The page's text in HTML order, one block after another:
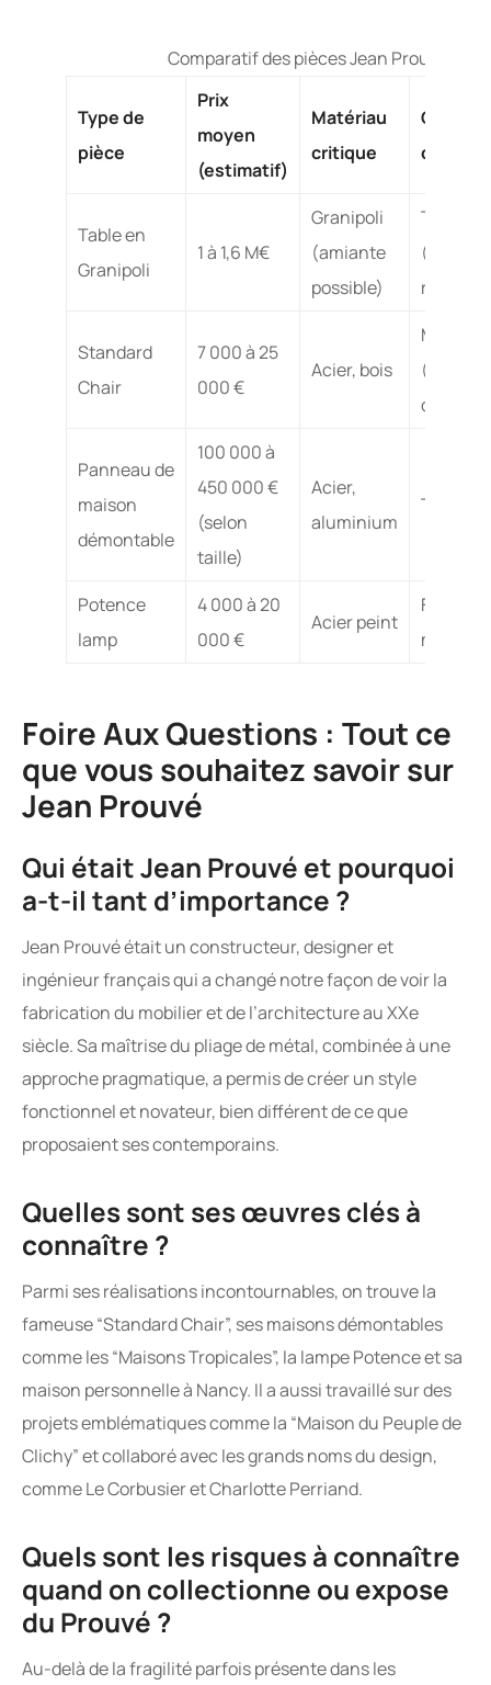
Comparatif des pièces Jean Prouvé :
Type de
pièce
Prix
moyen
(estimatif)
Matériau
critique
Table en
Granipoli
1 à 1,6 M€
Granipoli
(amiante
possible)
Très
requis)
Standard
Chair
7 000 à 25
000 €
Acier, bois
Moyen
du
Panneau de
maison
démontable
100 000 à
450 000 €
(selon
taille)
Acier,
aluminium
Très
Potence
lamp
4 000 à 20
000 €
Acier peint
Faible à
moyen
Foire Aux Questions : Tout ce
que vous souhaitez savoir sur
Jean Prouvé
Qui était Jean Prouvé et pourquoi
a-t-il tant d’importance ?
Jean Prouvé était un constructeur, designer et
ingénieur français qui a changé notre façon de voir la
fabrication du mobilier et de l’architecture au XXe
siècle. Sa maîtrise du pliage de métal, combinée à une
approche pragmatique, a permis de créer un style
fonctionnel et novateur, bien différent de ce que
proposaient ses contemporains.
Quelles sont ses œuvres clés à
connaître ?
Parmi ses réalisations incontournables, on trouve la
fameuse “Standard Chair”, ses maisons démontables
comme les “Maisons Tropicales”, la lampe Potence et sa
maison personnelle à Nancy. Il a aussi travaillé sur des
projets emblématiques comme la “Maison du Peuple de
Clichy” et collaboré avec les grands noms du design,
comme Le Corbusier et Charlotte Perriand.
Quels sont les risques à connaître
quand on collectionne ou expose
du Prouvé ?
Au-delà de la fragilité parfois présente dans les